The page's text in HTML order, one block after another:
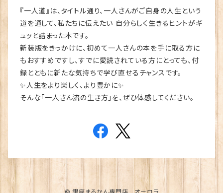
『一人道』は、タイトル通り、一人さんがご自身の人生という
道を通して、私たちに伝えたい 自分らしく生きるヒントがギ
ュッと詰まった本です。
新装版をきっかけに、初めて一人さんの本を手に取る方に
もおすすめですし、すでに愛読されている方にとっても、付
録とともに新たな気持ちで学び直せるチャンスです。
✨人生をより楽しく、より豊かに✨
そんな「一人さん流の生き方」を、ぜひ体感してください。